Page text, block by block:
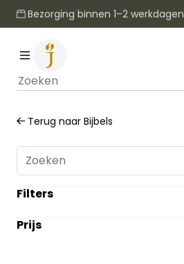
Bezorging binnen 1–2 werkdagen
Terug naar Bijbels
Filters
Groot
Prijs